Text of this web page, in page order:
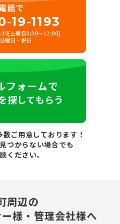
話で
19-1193
土曜日8:30～12:00]
曜日・祝日
フォームで
探してもらう
ご用意しております！
つからない場合でも
ください。
周辺の
様・管理会社様へ